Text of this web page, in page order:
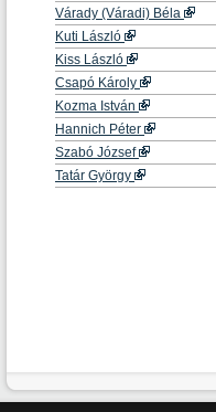
Várady (Váradi) Béla
Kuti László
Kiss László
Csapó Károly
Kozma István
Hannich Péter
Szabó József
Tatár György